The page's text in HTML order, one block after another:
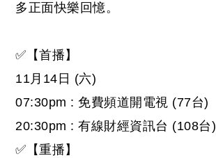
多正面快樂回憶。
✅ 【首播】
11月14日 (六)
07:30pm : 免費頻道開電視 (77台)
20:30pm : 有線財經資訊台 (108台)
✅ 【重播】